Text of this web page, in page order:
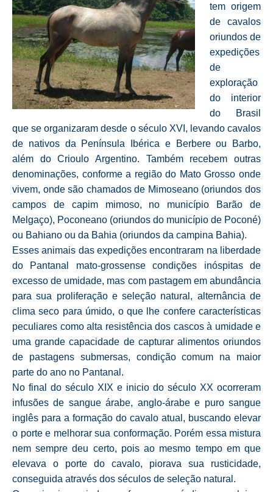
tem origem
de cavalos
oriundos de
expedições
de
exploração
do interior
do Brasil
que se organizaram desde o século XVI, levando cavalos
de nativos da Península Ibérica e Berbere ou Barbo,
além do Crioulo Argentino. Também recebem outras
denominações, conforme a região do Mato Grosso onde
vivem, onde são chamados de Mimoseano (oriundos dos
campos de capim mimoso, no município Barão de
Melgaço), Poconeano (oriundos do município de Poconé)
ou Bahiano ou da Bahia (oriundos da campina Bahia).
Esses animais das expedições encontraram na liberdade
do Pantanal mato-grossense condições inóspitas de
excesso de umidade, mas com pastagem em abundância
para sua proliferação e seleção natural, alternância de
clima seco para úmido, o que lhe confere características
peculiares como alta resistência dos cascos à umidade e
uma grande capacidade de capturar alimentos oriundos
de pastagens submersas, condição comum na maior
parte do ano no Pantanal.
No final do século XIX e inicio do século XX ocorreram
infusões de sangue árabe, anglo-árabe e puro sangue
inglês para a formação do cavalo atual, buscando elevar
o porte e melhorar sua conformação. Porém essa mistura
nem sempre deu certo, pois ao mesmo tempo em que
elevava o porte do cavalo, piorava sua rusticidade,
conseguida através dos séculos de seleção natural.